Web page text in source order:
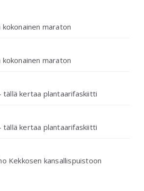
kokonainen maraton
kokonainen maraton
tällä kertaa plantaarifaskiitti
tällä kertaa plantaarifaskiitti
Kekkosen kansallispuistoon